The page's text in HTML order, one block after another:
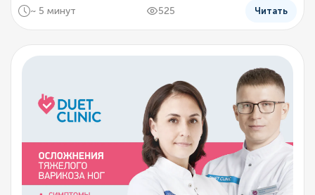
~ 5 минут
525 Читать